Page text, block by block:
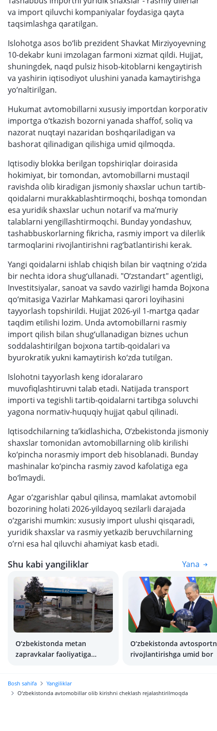
va import qiluvchi kompaniyalar foydasiga qayta
taqsimlashga qaratilgan.
Islohotga asos bo‘lib prezident Shavkat Mirziyoyevning
10-dekabr kuni imzolagan farmoni xizmat qildi. Hujjat,
shuningdek, naqd pulsiz hisob-kitoblarni kengaytirish
va yashirin iqtisodiyot ulushini yanada kamaytirishga
yo‘naltirilgan.
Hukumat avtomobillarni xususiy importdan korporativ
importga o‘tkazish bozorni yanada shaffof, soliq va
nazorat nuqtayi nazaridan boshqariladigan va
bashorat qilinadigan qilishiga umid qilmoqda.
Iqtisodiy blokka berilgan topshiriqlar doirasida
hokimiyat, bir tomondan, avtomobillarni mustaqil
ravishda olib kiradigan jismoniy shaxslar uchun tartib-
qoidalarni murakkablashtirmoqchi, boshqa tomondan
esa yuridik shaxslar uchun notarif va ma’muriy
talablarni yengillashtirmoqchi. Bunday yondashuv,
tashabbuskorlarning fikricha, rasmiy import va dilerlik
tarmoqlarini rivojlantirishni rag‘batlantirishi kerak.
Yangi qoidalarni ishlab chiqish bilan bir vaqtning o‘zida
bir nechta idora shug‘ullanadi. "O‘zstandart" agentligi,
Investitsiyalar, sanoat va savdo vazirligi hamda Bojxona
qo‘mitasiga Vazirlar Mahkamasi qarori loyihasini
tayyorlash topshirildi. Hujjat 2026-yil 1-martga qadar
taqdim etilishi lozim. Unda avtomobillarni rasmiy
import qilish bilan shug‘ullanadigan biznes uchun
soddalashtirilgan bojxona tartib-qoidalari va
byurokratik yukni kamaytirish ko‘zda tutilgan.
Islohotni tayyorlash keng idoralararo
muvofiqlashtiruvni talab etadi. Natijada transport
importi va tegishli tartib-qoidalarni tartibga soluvchi
yagona normativ-huquqiy hujjat qabul qilinadi.
Iqtisodchilarning ta’kidlashicha, O‘zbekistonda jismoniy
shaxslar tomonidan avtomobillarning olib kirilishi
ko‘pincha norasmiy import deb hisoblanadi. Bunday
mashinalar ko‘pincha rasmiy zavod kafolatiga ega
bo‘lmaydi.
Agar o‘zgarishlar qabul qilinsa, mamlakat avtomobil
bozorining holati 2026-yildayoq sezilarli darajada
o‘zgarishi mumkin: xususiy import ulushi qisqaradi,
yuridik shaxslar va rasmiy yetkazib beruvchilarning
o’rni esa hal qiluvchi ahamiyat kasb etadi.
Shu kabi yangiliklar Yana
O‘zbekistonda metan
zapravkalar faoliyatiga
O‘zbekistonda
rivojlantirishga umid bor
Bosh sahifa
Yangiliklar
O‘zbekistonda avtomobillar olib kirishni cheklash rejalashtirilmoqda